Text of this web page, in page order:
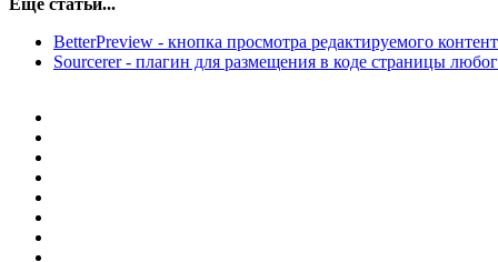
BetterPreview - кнопка просмотра редактируемого
Sourcerer - плагин для размещения в коде страницы